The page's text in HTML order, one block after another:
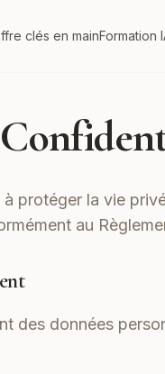
clés en mainFormation
protéger la vie
au
des données